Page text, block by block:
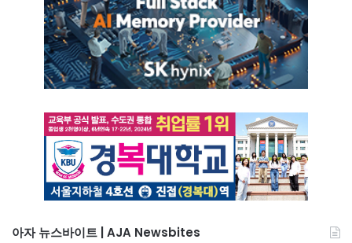
아자 뉴스바이트 | AJA Newsbites